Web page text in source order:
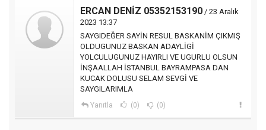
ERCAN DENİZ 05352153190 / 23 Aralık
2023 13:37
SAYGIDEĞER SAYİN RESUL BASKANİM ÇIKMIŞ
OLDUGUNUZ BASKAN ADAYLİGİ
YOLCULUGUNUZ HAYIRLI VE UGURLU OLSUN
İNŞAALLAH İSTANBUL BAYRAMPASA DAN
KUCAK DOLUSU SELAM SEVGİ VE
SAYGILARIMLA
Yanıtla (0) (0)